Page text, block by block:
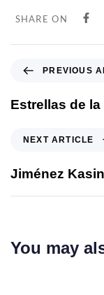
SHARE ON
PREVIOUS
Estrellas de
NEXT ARTICLE
Jiménez
You may